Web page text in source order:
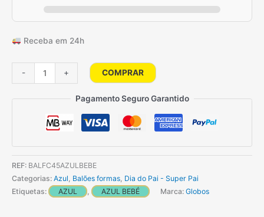
Receba em 24h
-
Quantidade
de
Balão
Cm
Azul
+ COMPRAR
Pagamento Seguro Garantido
REF: BALFC45AZULBEBE
Categorias: Azul Balões formas Dia do Pai - Super Pai
Etiquetas:
AZUL AZUL BEBÉ Marca: Globos